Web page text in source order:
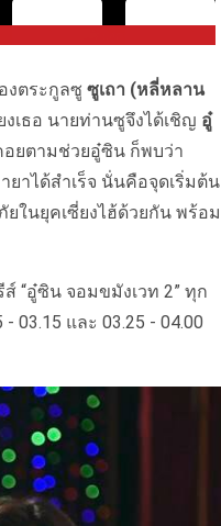
งตระกูลซูซูเถา (หลี่หลาน
งเธอ นายท่านซูจึงได้เชิญ อู๋
ตามช่วยอู๋ซิน ก็พบว่า
ยาได้สำเร็จ นั่นคือจุดเริ่มต้น
ในยุคเซี่ยงไฮ้ด้วยกัน พร้อม
“อู๋ซิน จอมขมังเวท 2” ทุก
03.15 และ 03.25 - 04.00